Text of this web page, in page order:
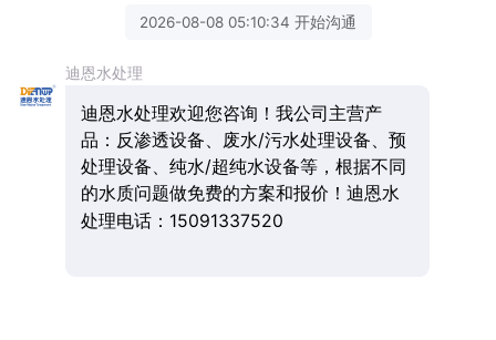
2026-08-08 05:10:34 开始沟通
迪恩水处理
迪恩水处理欢迎您咨询！我公司主营产
品：反渗透设备、废水/污水处理设备、预
处理设备、纯水/超纯水设备等，根据不同
的水质问题做免费的方案和报价！迪恩水
处理电话：15091337520